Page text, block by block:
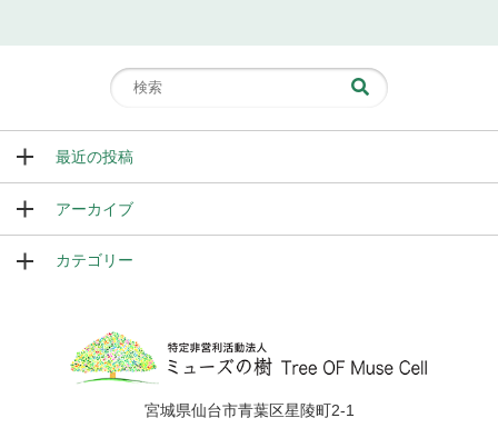
最近の投稿
アーカイブ
カテゴリー
宮城県仙台市青葉区星陵町2-1